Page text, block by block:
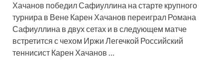
Хачанов победил Сафиуллина на старте крупного
турнира в Вене Карен Хачанов переиграл Романа
Сафиуллина в двух сетах и в следующем матче
встретится с чехом Иржи Легечкой Российский
теннисист Карен Хачанов …